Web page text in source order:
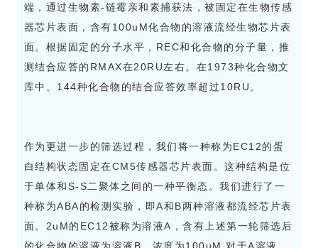
端，通过生物素-链霉亲和素捕获法，被固定在生物传感
器芯片表面，含有100uM化合物的溶液流经生物芯片表
面。根据固定的分子水平，REC和化合物的分子量，推
测结合应答的RMAX在20RU左右。在1973种化合物文
库中。144种化合物的结合应答效率超过10RU。
作为更进一步的筛选过程，我们将一种称为EC12的蛋
白结构状态固定在CM5传感器芯片表面。这种结构是位
于单体和S-S二聚体之间的一种平衡态。我们进行了一
种称为ABA的检测实验，即A和B两种溶液都流经芯片表
面。2uM的EC12被称为溶液A，含有上述第一轮筛选后
的化合物的溶液为溶液B，浓度为100uM.对于A溶液，